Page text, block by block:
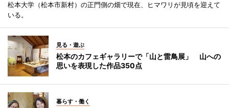
松本大学（松本市新村）の正門側の畑で現在、ヒマワリが見頃を迎えて
いる。
見る・遊ぶ
松本のカフェギャラリーで「山と雷鳥展」 山への
思いを表現した作品350点
暮らす・働く